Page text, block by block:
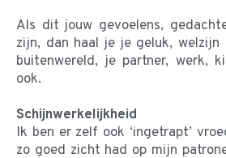
Als dit jouw gevoelens,
zijn, dan haal je je geluk,
buitenwereld, je partner, werk,
ook.
Schijnwerkelijkheid
Ik ben er zelf ook ‘ingetrapt’
zo goed zicht had op mijn